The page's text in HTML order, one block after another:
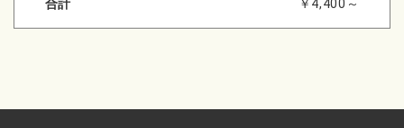
合計 ￥4,400～